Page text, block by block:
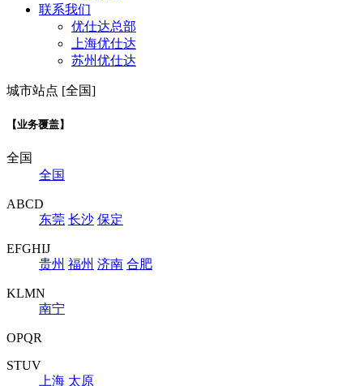
联系我们
优仕达总部
上海优仕达
苏州优仕达
城市站点 [全国]
【业务覆盖】
全国
全国
ABCD
东莞 长沙 保定
EFGHIJ
贵州 福州 济南 合肥
KLMN
南宁
OPQR
STUV
上海 太原